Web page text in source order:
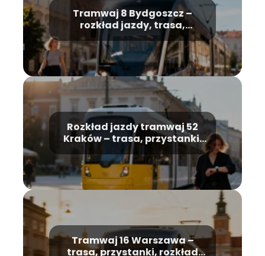
Tramwaj 8 Bydgoszcz –
rozkład jazdy, trasa,
przystanki
Rozkład jazdy tramwaj 52
Kraków – trasa, przystanki,
godziny
Tramwaj 16 Warszawa –
trasa, przystanki, rozkład